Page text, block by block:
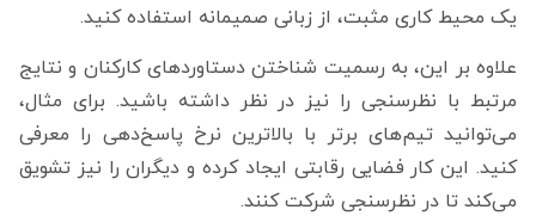
یک محیط کاری مثبت، از زبانی صمیمانه استفاده کنید.
علاوه بر این، به رسمیت شناختن دستاوردهای کارکنان و نتایج
مرتبط با نظرسنجی را نیز در نظر داشته باشید. برای مثال،
می‌توانید تیم‌های برتر با بالاترین نرخ پاسخ‌دهی را معرفی
کنید. این کار فضایی رقابتی ایجاد کرده و دیگران را نیز تشویق
می‌کند تا در نظرسنجی شرکت کنند.